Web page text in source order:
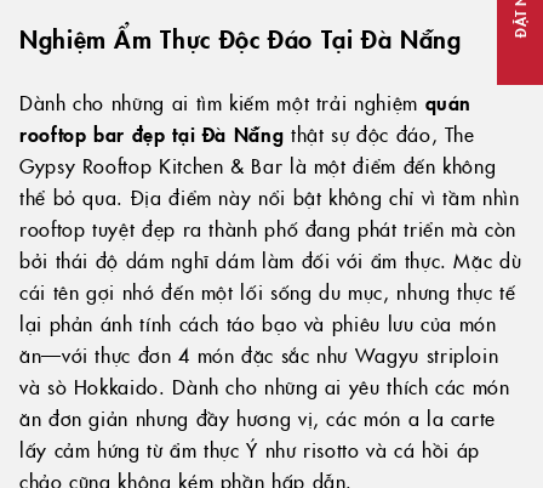
Nghiệm Ẩm Thực Độc Đáo Tại Đà Nẵng
Dành cho những ai tìm kiếm một trải nghiệm quán
rooftop bar đẹp tại Đà Nẵng thật sự độc đáo, The
Gypsy Rooftop Kitchen & Bar là một điểm đến không
thể bỏ qua. Địa điểm này nổi bật không chỉ vì tầm nhìn
rooftop tuyệt đẹp ra thành phố đang phát triển mà còn
bởi thái độ dám nghĩ dám làm đối với ẩm thực. Mặc dù
cái tên gợi nhớ đến một lối sống du mục, nhưng thực tế
lại phản ánh tính cách táo bạo và phiêu lưu của món
ăn—với thực đơn 4 món đặc sắc như Wagyu striploin
và sò Hokkaido. Dành cho những ai yêu thích các món
ăn đơn giản nhưng đầy hương vị, các món a la carte
lấy cảm hứng từ ẩm thực Ý như risotto và cá hồi áp
chảo cũng không kém phần hấp dẫn.